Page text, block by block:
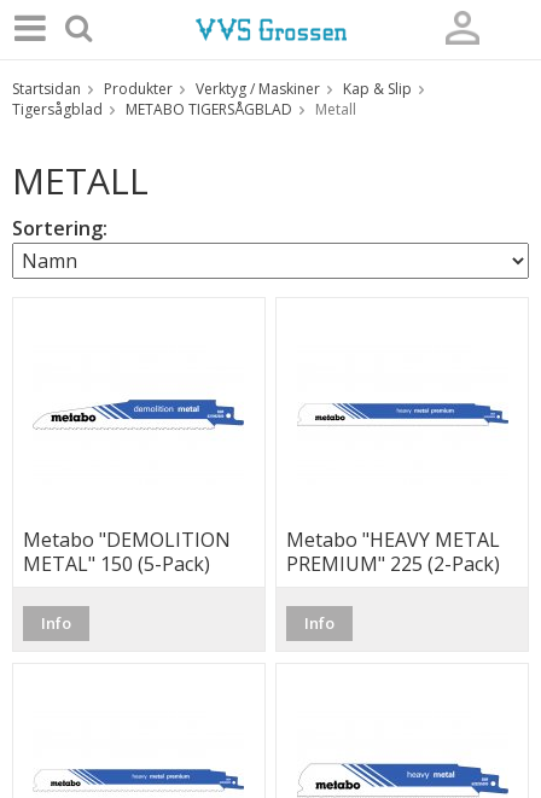
Produkten har blivit tillagd i varukorgen
Startsidan Produkter Verktyg / Maskiner
Kap & Slip
Tigersågblad
METABO TIGERSÅGBLAD Metall
METALL
Sortering:
Metabo "DEMOLITION
METAL" 150 (5-Pack)
Info
Metabo "HEAVY METAL
PREMIUM" 225 (2-Pack)
Info